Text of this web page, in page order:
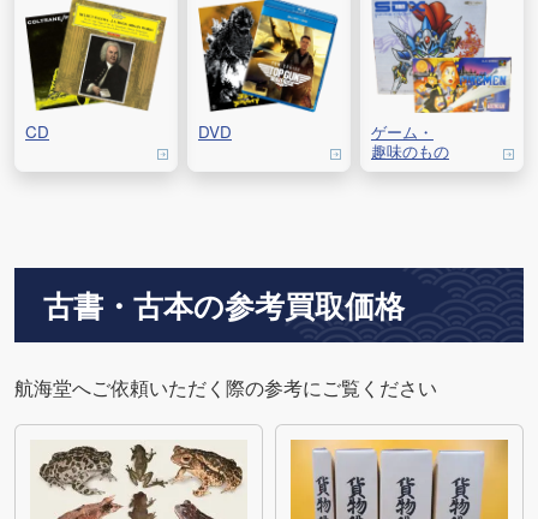
CD DVD
ゲーム・
趣味のもの
古書・古本の参考買取価格
航海堂へご依頼いただく際の参考にご覧ください